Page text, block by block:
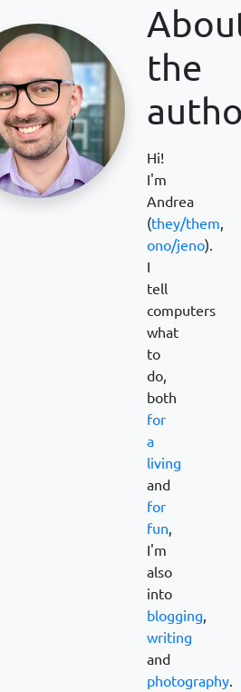
the
Hi!
I'm
Andrea
(they/them,
ono/jeno).
I
tell
computers
what
to
do,
both
for
a
living
and
for
fun,
I'm
also
into
blogging,
writing
and
photography.